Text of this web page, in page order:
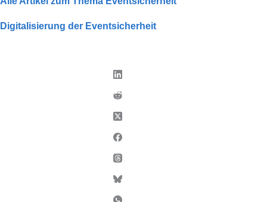
Digitalisierung der Eventsicherheit